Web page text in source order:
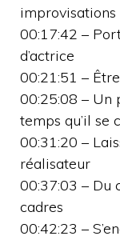
improvisations
00:17:42 –
d’actrice
00:21:51 –
00:25:08 – Un
temps qu’il se
00:31:20 –
réalisateur
00:37:03 – Du
cadres
00:42:23 –